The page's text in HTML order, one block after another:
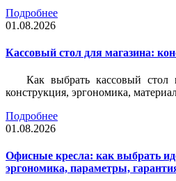
Подробнее
01.08.2026
Кассовый стол для магазина:
Как выбрать кассовый стол
конструкция, эргономика,
Подробнее
01.08.2026
Офисные кресла: как выбрать
эргономика, параметры,